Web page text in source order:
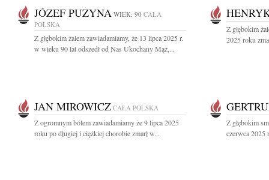
JÓZEF PUZYNA WIEK: 90 CAŁA
POLSKA
Z głębokim żalem zawiadamiamy, że 13 lipca 2025 r.
w wieku 90 lat odszedł od Nas Ukochany Mąż,...
Z głębokim
2025 roku
JAN MIROWICZ CAŁA POLSKA
Z ogromnym bólem zawiadamiamy że 9 lipca 2025
roku po długiej i ciężkiej chorobie zmarł w...
Z głębokim
czerwca 2025